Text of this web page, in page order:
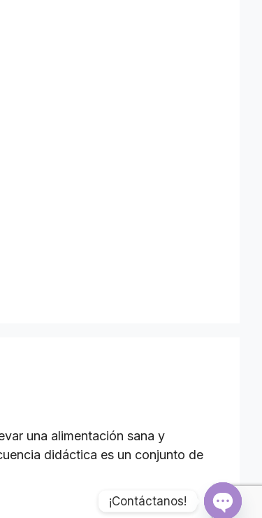
una alimentación sana y
didáctica es un conjunto de
¡Contáctanos!